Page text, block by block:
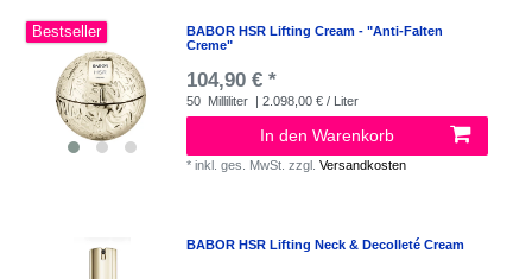
Bestseller
BABOR HSR Lifting Cream - "Anti-Falten
Creme"
104,90 € *
50 Milliliter | 2.098,00 € / Liter
In den Warenkorb
*inkl. ges. MwSt. zzgl.Versandkosten
BABOR HSR Lifting Neck & Decolleté Cream